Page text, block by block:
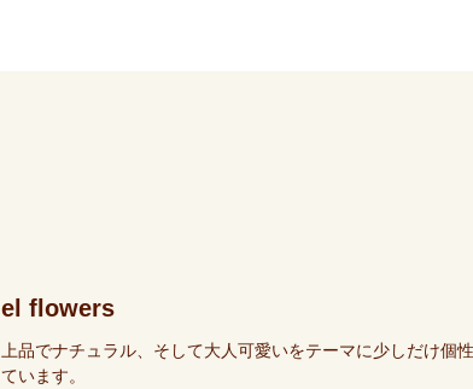
el flowers
上品でナチュラル、そして大人可愛いをテーマに少しだけ個
ています。